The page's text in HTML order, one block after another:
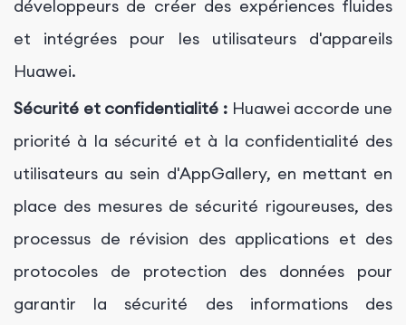
développeurs de créer des expériences fluides
et intégrées pour les utilisateurs d'appareils
Huawei.
Sécurité et confidentialité : Huawei accorde une
priorité à la sécurité et à la confidentialité des
utilisateurs au sein d'AppGallery, en mettant en
place des mesures de sécurité rigoureuses, des
processus de révision des applications et des
protocoles de protection des données pour
garantir la sécurité des informations des